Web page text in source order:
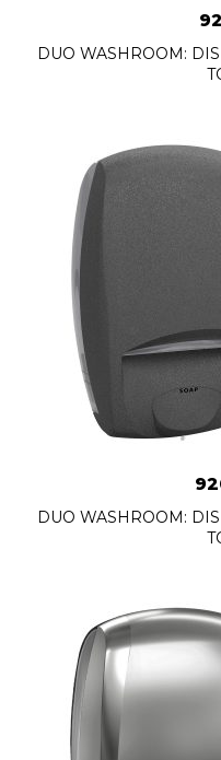
DUO WASHROOM:
DUO WASHROOM: